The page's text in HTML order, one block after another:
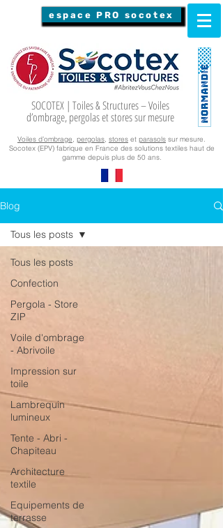
espace PRO socotex
SOCOTEX | Toiles & Structures – Voiles
d’ombrage, pergolas et stores sur mesure
Voiles d’ombrage, pergolas, stores et parasols sur mesure.
Socotex (EPV) fabrique en France des solutions textiles haut de
gamme depuis plus de 50 ans.
Blog
Tous les posts
Confection
Pergola - Store
ZIP
Voile d'ombrage
- Abrivoile
Impression sur
toile
Lambrequin
lumineux
Tente - Abri -
Chapiteau
Architecture
textile
Equipements de
terrasse
Tous les posts